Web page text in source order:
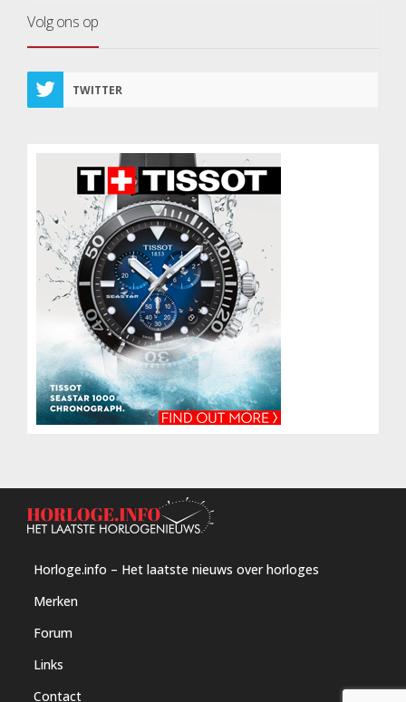
Volg ons op
TWITTER
Horloge.info – Het laatste nieuws over horloges
Merken
Forum
Links
Contact